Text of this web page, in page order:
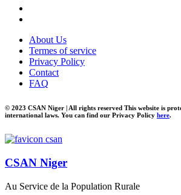
About Us
Termes of service
Privacy Policy
Contact
FAQ
© 2023 CSAN Niger | All rights reserved This website is
international laws. You can find our Privacy Policy here.
CSAN Niger
Au Service de la Population Rurale